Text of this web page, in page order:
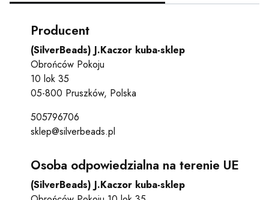
Producent
(SilverBeads) J.Kaczor kuba-sklep
Obrońców Pokoju
10 lok 35
05-800 Pruszków, Polska
505796706
sklep@silverbeads.pl
Osoba odpowiedzialna na terenie UE
(SilverBeads) J.Kaczor kuba-sklep